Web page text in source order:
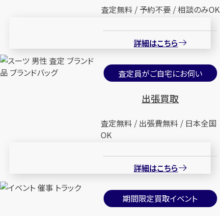
査定無料 / 予約不要 / 相談のみOK
詳細はこちら
査定員がご自宅にお伺い
出張買取
査定無料 / 出張費無料 / 日本全国
OK
詳細はこちら
期間限定買取イベント